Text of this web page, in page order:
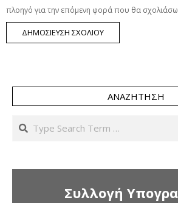
πλοηγό για την επόμενη φορά που θα
ΑΝΑΖΉΤΗΣΗ
Search
Συλλογή